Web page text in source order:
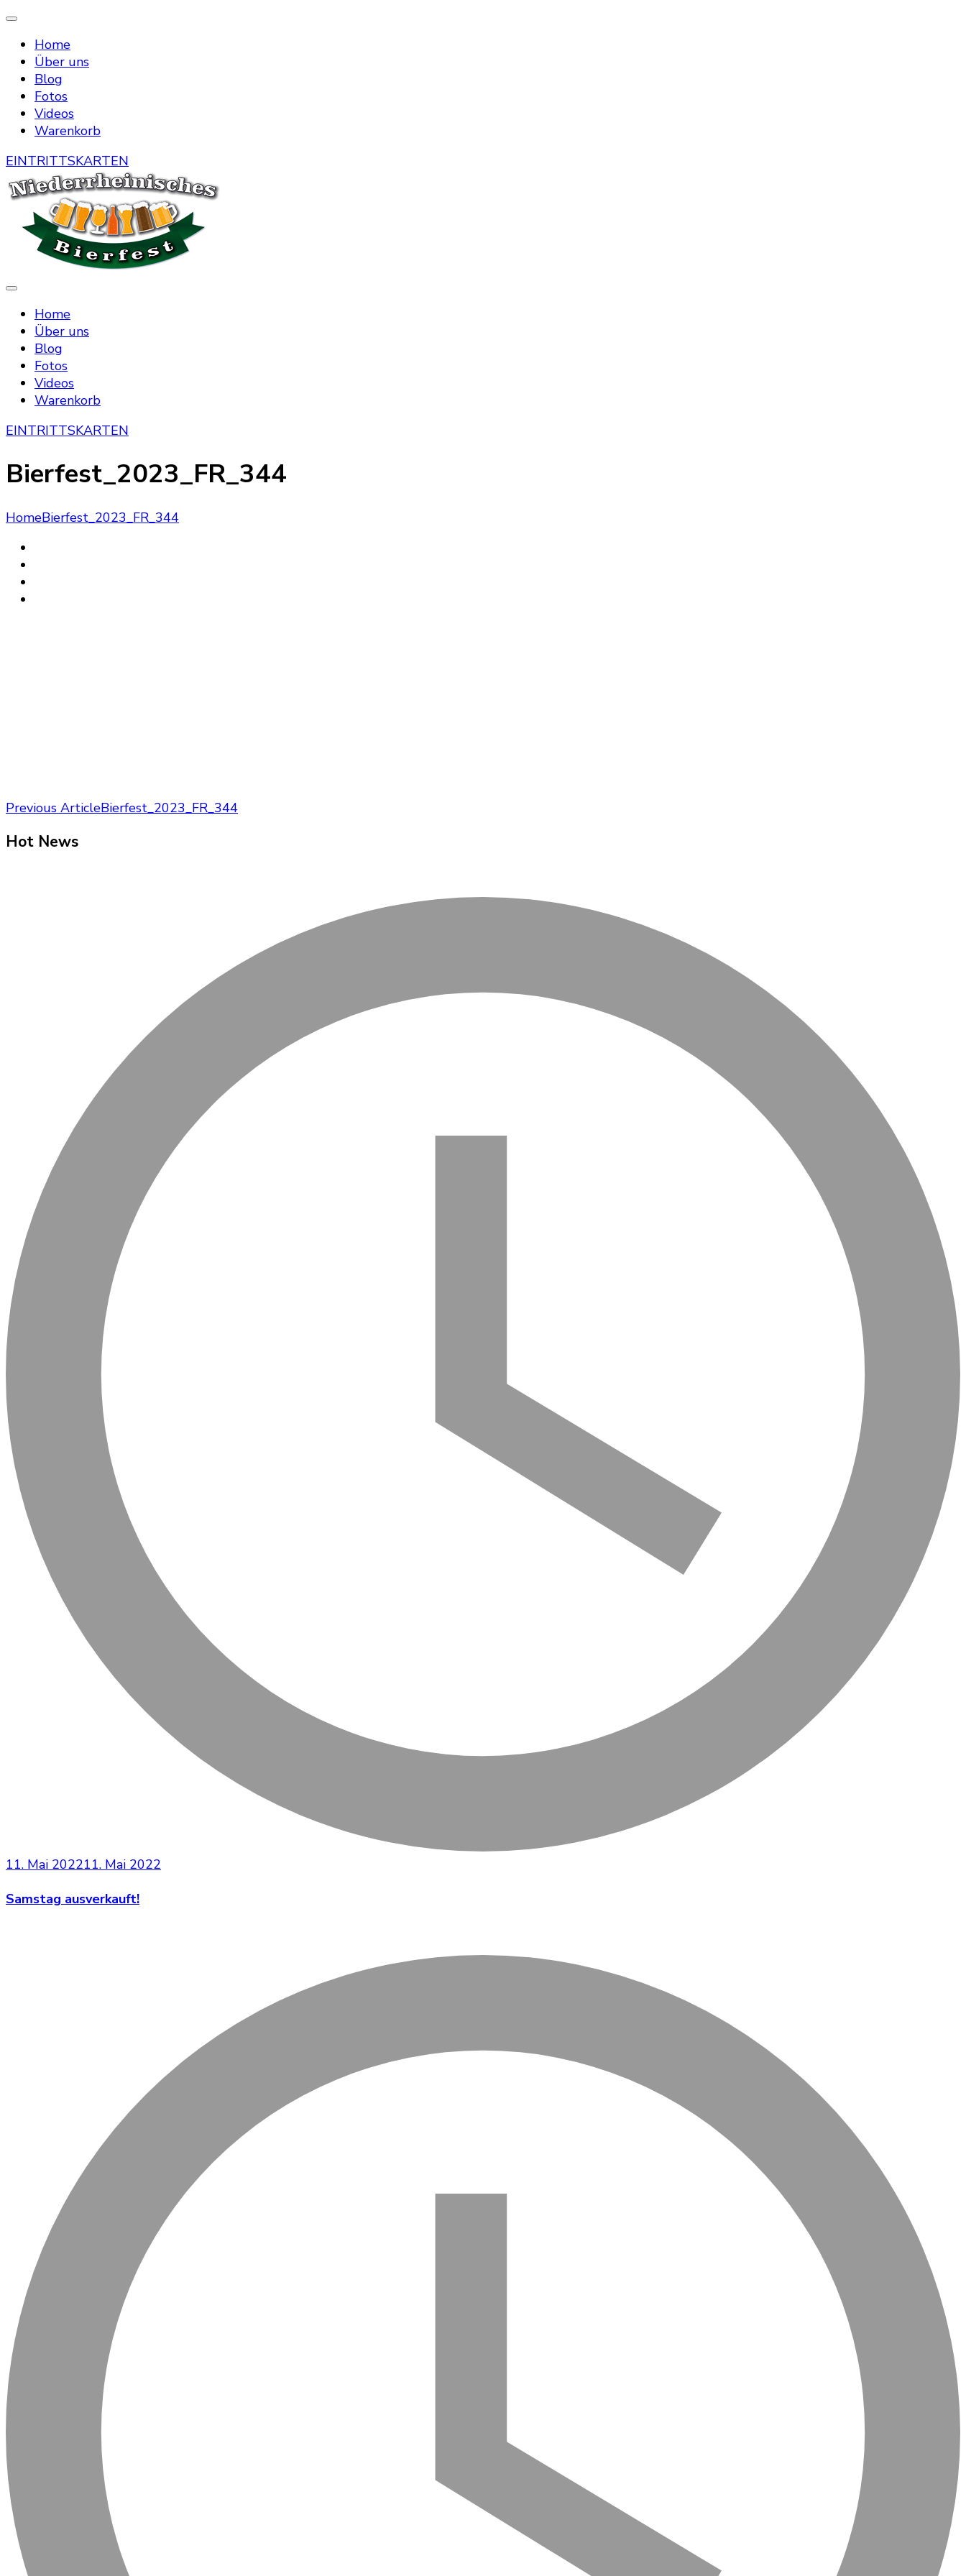
Home
Über uns
Blog
Fotos
Videos
Warenkorb
EINTRITTSKARTEN
Niederrheinisches Bierfest
Home
Über uns
Blog
Fotos
Videos
Warenkorb
EINTRITTSKARTEN
Bierfest_2023_FR_344
HomeBierfest_2023_FR_344
Post
Navigation
Previous ArticleBierfest_2023_FR_344
Hot News
11. Mai 202211. Mai 2022
Samstag ausverkauft!